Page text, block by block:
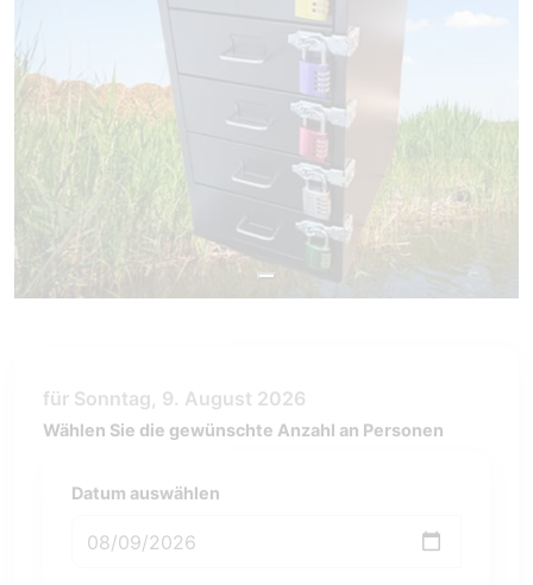
für Sonntag, 9. August 2026
Wählen Sie die gewünschte Anzahl an Personen
Datum auswählen